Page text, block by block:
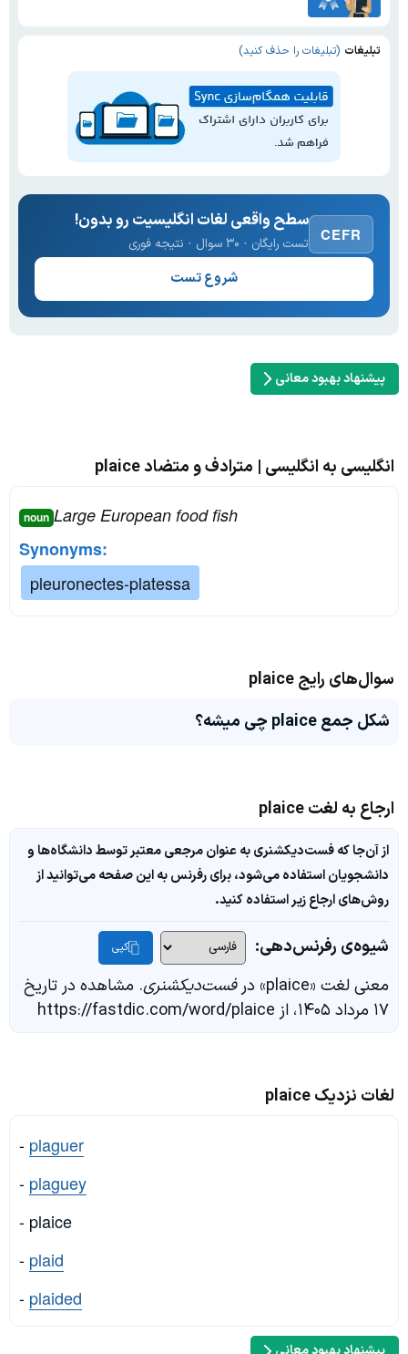
تبلیغات (تبلیغات را حذف کنید)
CEFR
سطح واقعی لغات انگلیسیت رو بدون!
تست رایگان · ۳۰ سوال · نتیجه فوری
شروع تست
پیشنهاد بهبود معانی
انگلیسی به انگلیسی | مترادف و متضاد plaice
noun Large European food fish
Synonyms:
pleuronectes-platessa
سوال‌های رایج plaice
شکل جمع plaice چی میشه؟
ارجاع به لغت plaice
از آن‌جا که فست‌دیکشنری به عنوان مرجعی معتبر توسط دانشگاه‌ها و
دانشجویان استفاده می‌شود، برای رفرنس به این صفحه می‌توانید از
روش‌های ارجاع زیر استفاده کنید.
شیوه‌ی رفرنس‌دهی: کپی
معنی لغت «plaice» در فست‌دیکشنری. مشاهده در تاریخ
۱۷ مرداد ۱۴۰۵، از https://fastdic.com/word/plaice
لغات نزدیک plaice
- plaguer
- plaguey
- plaice
- plaid
- plaided